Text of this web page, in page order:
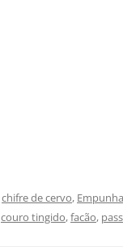
chifre de cervo,
couro tingido,facão,